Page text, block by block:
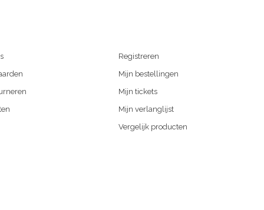
Registreren
Mijn bestellingen
Mijn tickets
Mijn verlanglijst
Vergelijk producten